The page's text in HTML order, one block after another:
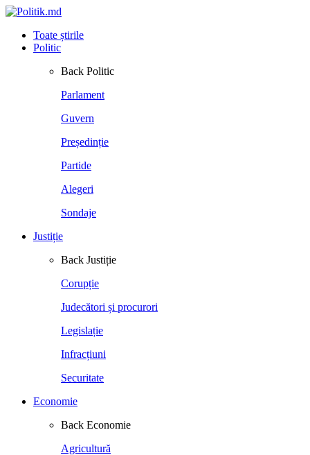
Toate știrile
Politic
Back Politic
Parlament
Guvern
Președinție
Partide
Alegeri
Sondaje
Justiție
Back Justiție
Corupție
Judecători și procurori
Legislație
Infracțiuni
Securitate
Economie
Back Economie
Agricultură